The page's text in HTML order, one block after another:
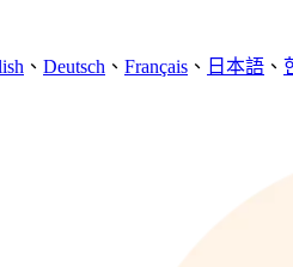
、 Deutsch 、 Français 、 日本語 、